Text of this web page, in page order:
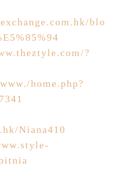
blo
?
home.php?
Niana410